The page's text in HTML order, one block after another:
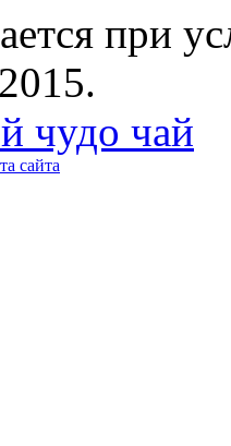
при
чудо чай
сайта